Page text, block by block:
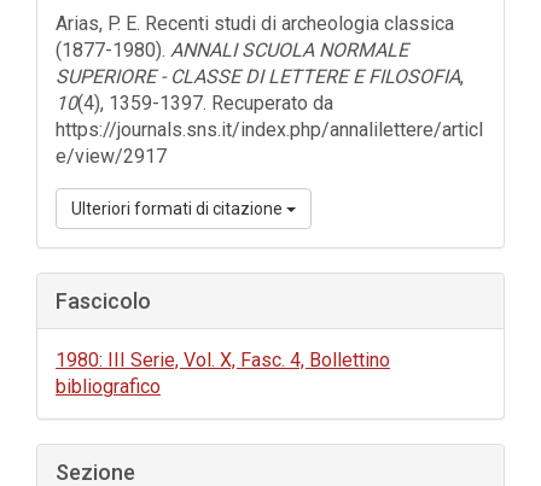
dell'articolo
Arias, P. E. Recenti studi di archeologia classica
(1877-1980). ANNALI SCUOLA NORMALE
SUPERIORE - CLASSE DI LETTERE E FILOSOFIA,
10(4), 1359-1397. Recuperato da
https://journals.sns.it/index.php/annalilettere/articl
e/view/2917
Ulteriori formati di citazione
Fascicolo
1980: III Serie, Vol. X, Fasc. 4, Bollettino
bibliografico
Sezione